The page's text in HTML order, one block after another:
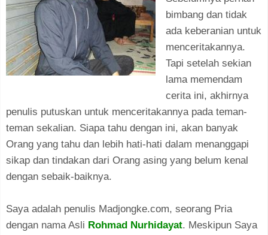
bimbang dan tidak
ada keberanian untuk
menceritakannya.
Tapi setelah sekian
lama memendam
cerita ini, akhirnya
penulis putuskan untuk menceritakannya pada teman-
teman sekalian. Siapa tahu dengan ini, akan banyak
Orang yang tahu dan lebih hati-hati dalam menanggapi
sikap dan tindakan dari Orang asing yang belum kenal
dengan sebaik-baiknya.
Saya adalah penulis Madjongke.com, seorang Pria
dengan nama Asli Rohmad Nurhidayat. Meskipun Saya